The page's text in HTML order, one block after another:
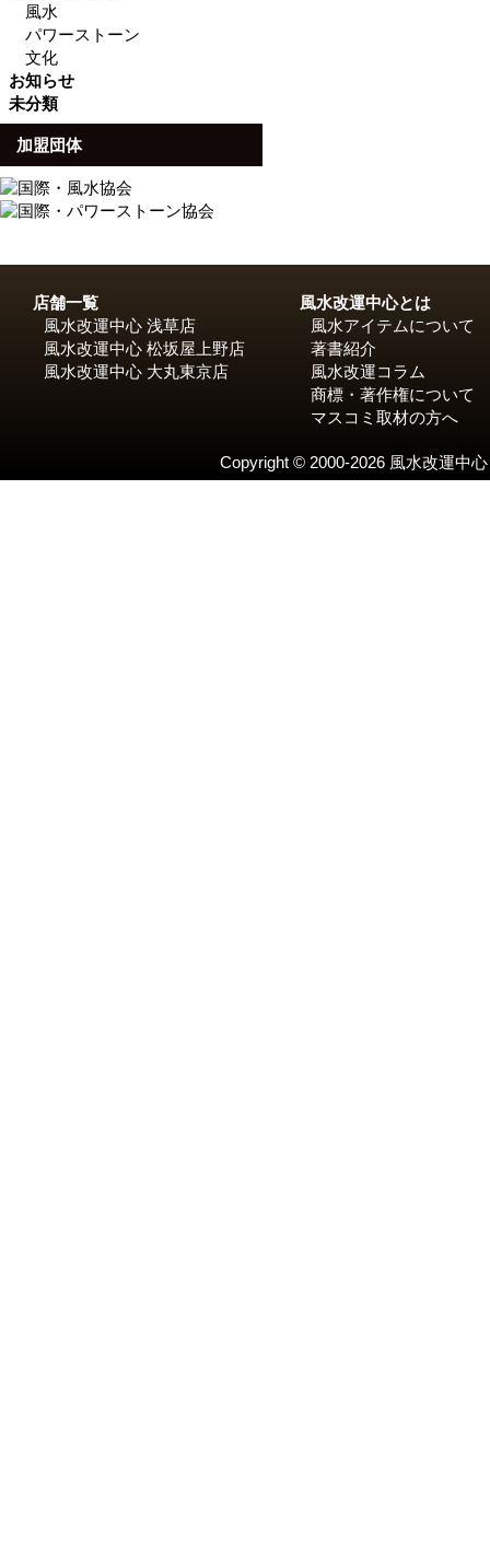
風水
パワーストーン
文化
お知らせ
未分類
加盟団体
店舗一覧
風水改運中心 浅草店
風水改運中心 松坂屋上野店
風水改運中心 大丸東京店
風水改運中心とは
風水アイテムについて
著書紹介
風水改運コラム
商標・著作権について
マスコミ取材の方へ
Copyright © 2000-2026 風水改運中